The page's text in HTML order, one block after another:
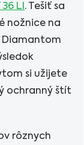
LI. Tešiť sa
nožnice na
Diamantom
si užijete
ochranný štít
rôznych